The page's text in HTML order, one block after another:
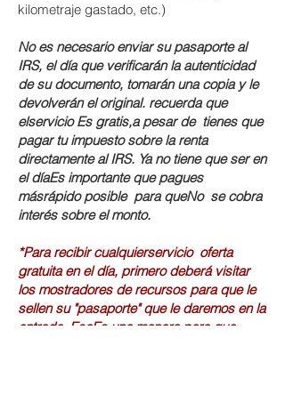
CIUDAD
ANÍA
kilometraje gastado, etc.)
No es necesario enviar su pasaporte al
IRS, el día que verificarán la autenticidad
de su documento, tomarán una copia y le
devolverán el original. recuerda que
elservicio Esgratis,a pesar detienes que
pagar tu impuesto sobre la renta
directamente al IRS. Ya no tiene que ser en
el díaEsimportante que pagues
másrápido posiblepara queNose cobra
interés sobre el monto.
*Para recibir cualquierserviciooferta
gratuita en el día, primero deberá visitar
los mostradores de recursos para que le
sellen su "pasaporte" que le daremos en la
entrada. EsoEsuna manera para que